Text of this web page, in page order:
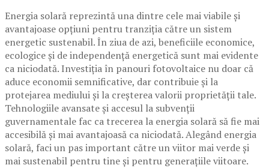
Energia solară reprezintă una dintre cele mai viabile și
avantajoase opțiuni pentru tranziția către un sistem
energetic sustenabil. În ziua de azi, beneficiile economice,
ecologice și de independență energetică sunt mai evidente
ca niciodată. Investiția în panouri fotovoltaice nu doar că
aduce economii semnificative, dar contribuie și la
protejarea mediului și la creșterea valorii proprietății tale.
Tehnologiile avansate și accesul la subvenții
guvernamentale fac ca trecerea la energia solară să fie mai
accesibilă și mai avantajoasă ca niciodată. Alegând energia
solară, faci un pas important către un viitor mai verde și
mai sustenabil pentru tine și pentru generațiile viitoare.